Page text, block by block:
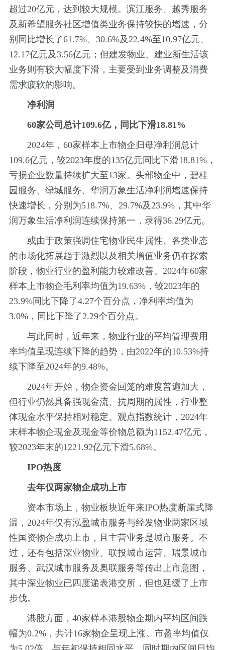
超过20亿元，达到较大规模。滨江服务、越秀服务
及新希望服务社区增值类业务保持较快的增速，分
别同比增长了61.7%、30.6%及22.4%至10.97亿元、
12.17亿元及3.56亿元；但建发物业、建业新生活该
业务则有较大幅度下滑，主要受到业务调整及消费
需求疲软的影响。
净利润
60家公司总计109.6亿，同比下滑18.81%
2024年，60家样本上市物企归母净利润总计
109.6亿元，较2023年度的135亿元同比下滑18.81%，
亏损企业数量持续扩大至13家。头部物企中，碧桂
园服务、绿城服务、华润万象生活净利润增速保持
快速增长，分别为518.7%、29.7%及23.9%，其中华
润万象生活净利润连续保持第一，录得36.29亿元。
或由于政策强调住宅物业民生属性、各类业态
的市场化拓展趋于激烈以及相关增值业务仍在探索
阶段，物业行业的盈利能力较难改善。2024年60家
样本上市物企毛利率均值为19.63%，较2023年的
23.9%同比下降了4.27个百分点，净利率均值为
3.0%，同比下降了2.29个百分点。
与此同时，近年来，物业行业的平均管理费用
率均值呈现连续下降的趋势，由2022年的10.53%持
续下降至2024年的9.48%。
2024年开始，物企资金回笼的难度普遍加大，
但行业仍然具备强现金流、抗周期的属性，行业整
体现金水平保持相对稳定。观点指数统计，2024年
末样本物企现金及现金等价物总额为1152.47亿元，
较2023年末的1221.92亿元下滑5.68%。
IPO热度
去年仅两家物企成功上市
资本市场上，物业板块近年来IPO热度断崖式降
温，2024年仅有泓盈城市服务与经发物业两家区域
性国资物企成功上市，且主营业务是城市服务。不
过，还有包括深业物业、联投城市运营、瑞景城市
服务、武汉城市服务及奥联服务等传出上市意图，
其中深业物业已四度递表港交所，但也延缓了上市
步伐。
港股方面，40家样本港股物企期内平均区间跌
幅为0.2%，共计16家物企呈现上涨。市盈率均值仅